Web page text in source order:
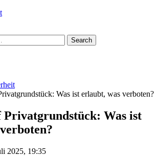
Search
Was ist erlaubt, was verboten?
Privatgrundstück: Was ist
2025, 19:35